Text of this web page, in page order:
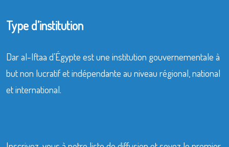
Type d’institution
Dar al-Iftaa d’Égypte est une institution gouvernementale à
but non lucratif et indépendante au niveau régional, national
et international.